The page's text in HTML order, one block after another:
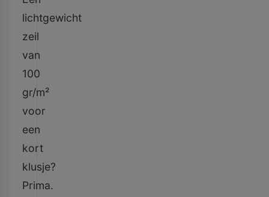
lichtgewicht
zeil
van
100
gr/m²
voor
een
kort
klusje?
Prima.